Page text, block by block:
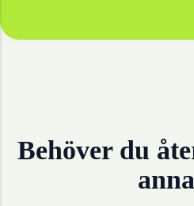
Behöver du